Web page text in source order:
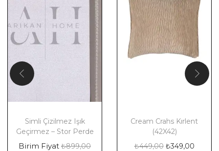
Simli Çizilmez Işık
Geçirmez – Stor Perde
Birim Fiyat ₺899,00
Cream Crahs Kırlent
(42X42)
₺449,00 ₺349,00